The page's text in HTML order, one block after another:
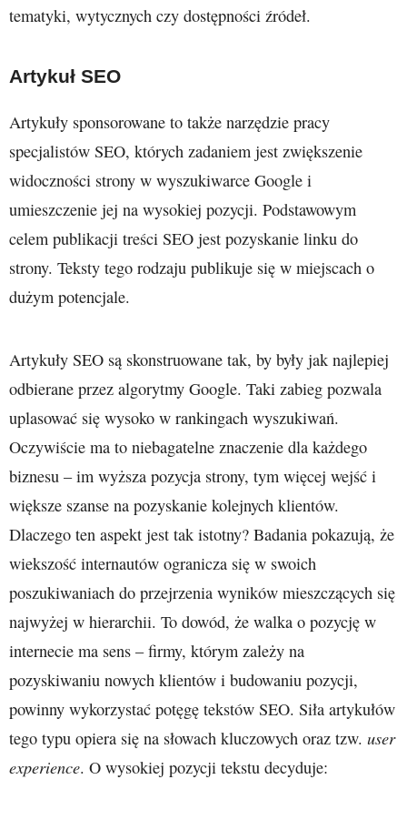
tematyki, wytycznych czy dostępności źródeł.
Artykuł SEO
Artykuły sponsorowane to także narzędzie pracy
specjalistów SEO, których zadaniem jest zwiększenie
widoczności strony w wyszukiwarce Google i
umieszczenie jej na wysokiej pozycji. Podstawowym
celem publikacji treści SEO jest pozyskanie linku do
strony. Teksty tego rodzaju publikuje się w miejscach o
dużym potencjale.
Artykuły SEO są skonstruowane tak, by były jak najlepiej
odbierane przez algorytmy Google. Taki zabieg pozwala
uplasować się wysoko w rankingach wyszukiwań.
Oczywiście ma to niebagatelne znaczenie dla każdego
biznesu – im wyższa pozycja strony, tym więcej wejść i
większe szanse na pozyskanie kolejnych klientów.
Dlaczego ten aspekt jest tak istotny? Badania pokazują, że
wiekszość internautów ogranicza się w swoich
poszukiwaniach do przejrzenia wyników mieszczących się
najwyżej w hierarchii. To dowód, że walka o pozycję w
internecie ma sens – firmy, którym zależy na
pozyskiwaniu nowych klientów i budowaniu pozycji,
powinny wykorzystać potęgę tekstów SEO. Siła artykułów
tego typu opiera się na słowach kluczowych oraz tzw. user
experience. O wysokiej pozycji tekstu decyduje: